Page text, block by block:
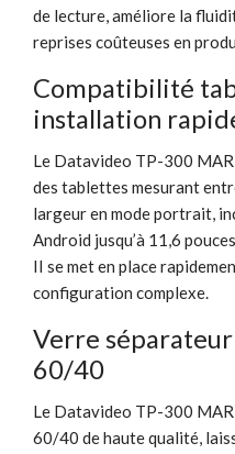
de lecture, améliore la
reprises coûteuses en
Compatibilité
installation
Le Datavideo TP-300
des tablettes mesurant
largeur en mode portrait,
Android jusqu’à 11,6
II se met en place
configuration complexe.
Verre
60/40
Le Datavideo TP-300
60/40 de haute qualité,